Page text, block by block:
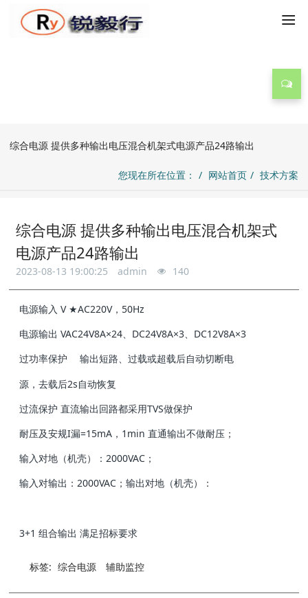
综合电源 提供多种输出电压混合机架式电源产品24路输出
您现在所在位置： 网站首页 技术方案
综合电源 提供多种输出电压混合机架式
电源产品24路输出
2023-08-13 19:00:25 admin 140
电源输⼊ V ★AC220V，50Hz
电源输出 VAC24V8A×24、DC24V8A×3、DC12V8A×3
过功率保护 输出短路、过载或超载后⾃动切断电
源，去载后2s⾃动恢复
过流保护 直流输出回路都采⽤TVS做保护
耐压及安规I漏=15mA，1min 直通输出不做耐压；
输⼊对地（机壳）：2000VAC；
输⼊对输出：2000VAC；输出对地（机壳）：
3+1 组合输出 满足招标要求
标签: 综合电源 辅助监控